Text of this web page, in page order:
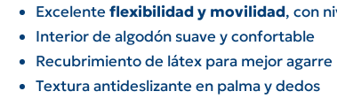
Excelenteflexibilidad y movilidad, con
Interior de algodón suave y confortable
Recubrimiento de látex para mejor agarre
Textura antideslizante en palma y dedos